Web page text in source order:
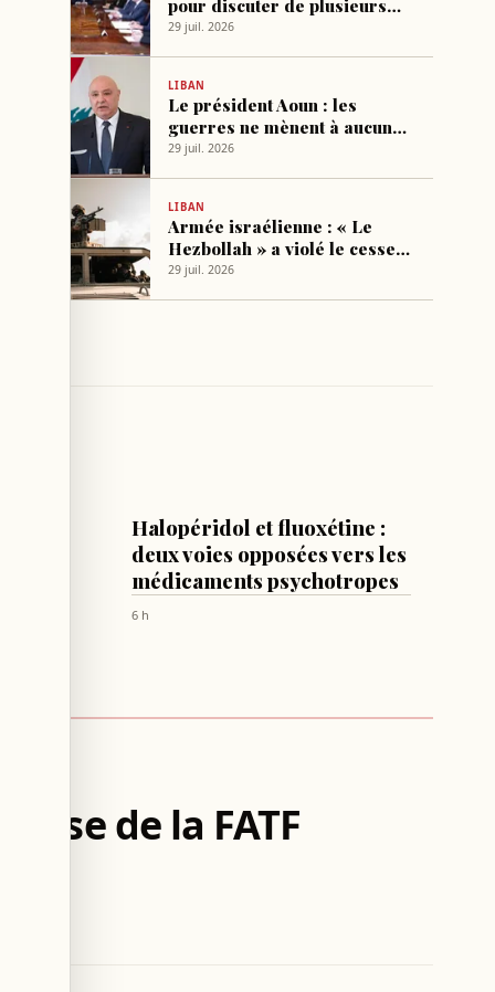
lois
29 juil. 2026
LIBAN
Le président Aoun : les
guerres ne mènent à aucun
résultat
29 juil. 2026
LIBAN
Armée israélienne : « Le
Hezbollah » a violé le cessez-
le-feu
29 juil. 2026
CULTURE & SOCIÉTÉ
Halopéridol et fluoxétine :
deux voies opposées vers les
médicaments psychotropes
6 h
de la FATF